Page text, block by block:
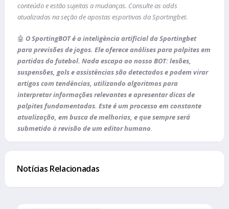
conteúdo e estão sujeitas a mudanças. Consulte as odds
atualizadas na seção de apostas esportivas da Sportingbet.
🤖 O SportingBOT é a inteligência artificial da Sportingbet
para previsões de jogos. Ele oferece análises para palpites em
partidas do futebol. Nada escapa ao nosso BOT: lesões,
suspensões, gols e assistências são detectados e podem virar
artigos com tendências, utilizando algoritmos para
interpretar informações relevantes e apresentar dicas de
palpites fundamentadas. Este é um processo em constante
atualização, em busca de melhorias, e que sempre será
submetido à revisão de um editor humano.
Notícias Relacionadas